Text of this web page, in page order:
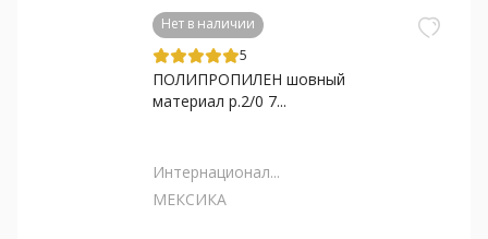
Нет в наличии
5
ПОЛИПРОПИЛЕН шовный
материал р.2/0 7...
Интернационал...
МЕКСИКА